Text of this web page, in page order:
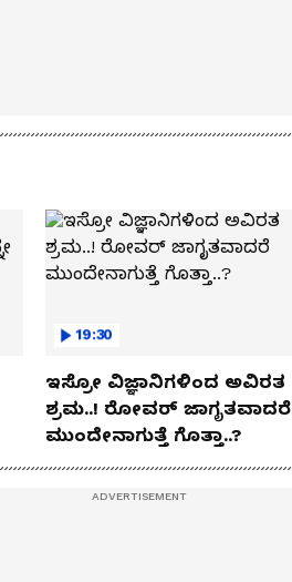
19:30
ಇಸ್ರೋ ವಿಜ್ಞಾನಿಗಳಿಂದ ಅವಿರತ
ಶ್ರಮ..! ರೋವರ್ ಜಾಗೃತವಾದರೆ
ಮುಂದೇನಾಗುತ್ತೆ ಗೊತ್ತಾ..?